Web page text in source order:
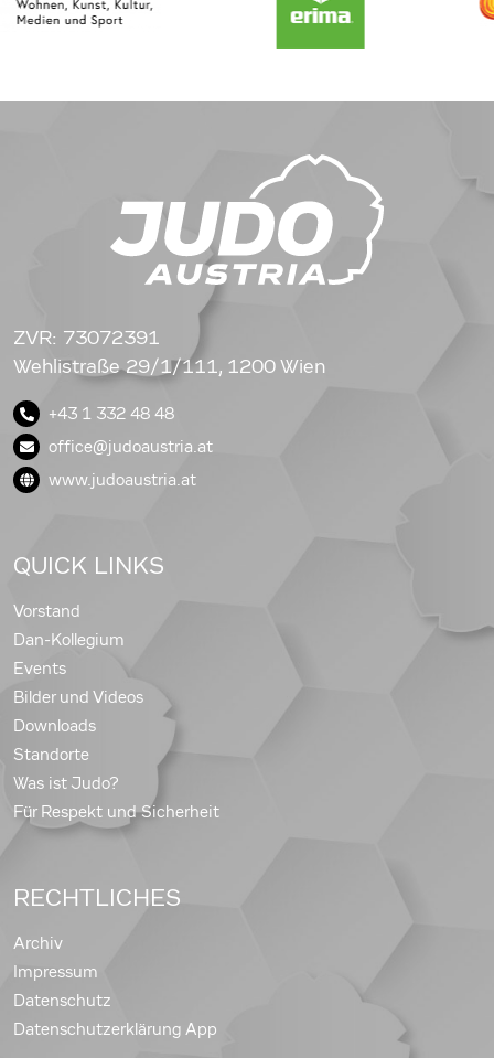
ZVR: 73072391
Wehlistraße 29/1/111, 1200 Wien
+43 1 332 48 48
office@judoaustria.at
www.judoaustria.at
QUICK LINKS
Vorstand
Dan-Kollegium
Events
Bilder und Videos
Downloads
Standorte
Was ist Judo?
Für Respekt und Sicherheit
RECHTLICHES
Archiv
Impressum
Datenschutz
Datenschutzerklärung App